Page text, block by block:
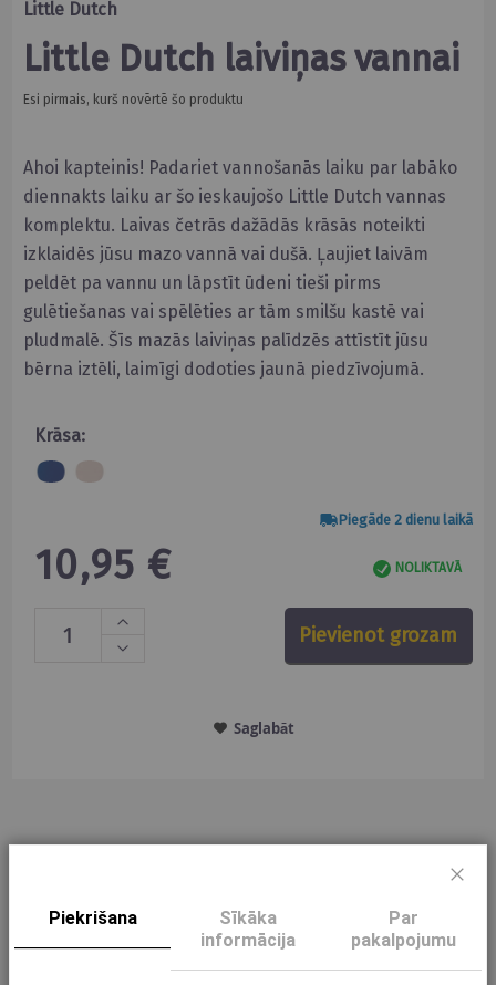
Skip
the
the
Little Dutch
Ahoi kapteinis! Padariet vannošanās laiku par labāko
diennakts laiku ar šo ieskaujošo Little Dutch vannas
komplektu. Laivas četrās dažādās krāsās noteikti
izklaidēs jūsu mazo vannā vai dušā. Ļaujiet laivām
peldēt pa vannu un lāpstīt ūdeni tieši pirms
gulētiešanas vai spēlēties ar tām smilšu kastē vai
pludmalē. Šīs mazās laiviņas palīdzēs attīstīt jūsu
bērna iztēli, laimīgi dodoties jaunā piedzīvojumā.
Krāsa:
Piegāde 2 dienu laikā
10,95 € NOLIKTAVĀ
Pievienot grozam
Saglabāt
Little Dutch laiviņas vannai
Esi pirmais, kurš novērtē šo produktu
Piekrišana
Sīkāka
informācija
Par
pakalpojumu